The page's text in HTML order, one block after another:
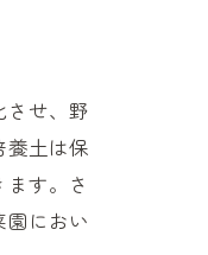
せ、野
土は保
す。さ
におい